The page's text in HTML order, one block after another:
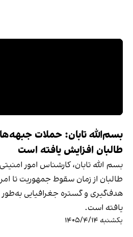
بسم‌الله تابان: حملات
طالبان افزایش یافته است
بسم الله تابان، کارشناس امور
طالبان از زمان سقوط جمهوریت تا
هدف‌گیری و گستره جغرافیایی
یافته است.
یکشنبه ۱۴۰۵/۴/۱۴